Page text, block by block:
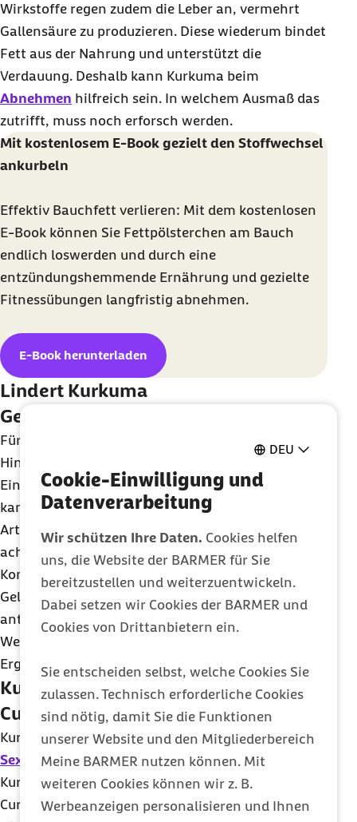
DEU
Cookie-Einwilligung und
Datenverarbeitung
Wir schützen Ihre Daten. Cookies helfen
uns, die Website der BARMER für Sie
bereitzustellen und weiterzuentwickeln.
Dabei setzen wir Cookies der BARMER und
Cookies von Drittanbietern ein.
Sie entscheiden selbst, welche Cookies Sie
zulassen. Technisch erforderliche Cookies
sind nötig, damit Sie die Funktionen
unserer Website und den Mitgliederbereich
Meine BARMER nutzen können. Mit
weiteren Cookies können wir z. B.
Werbeanzeigen personalisieren und Ihnen
Wirkstoffe regen zudem die Leber an, vermehrt
Gallensäure zu produzieren. Diese wiederum bindet
Fett aus der Nahrung und unterstützt die
Verdauung. Deshalb kann Kurkuma beim
Abnehmen hilfreich sein. In welchem Ausmaß das
zutrifft, muss noch erforsch werden.
Mit kostenlosem E-Book gezielt den Stoffwechsel
ankurbeln
Effektiv Bauchfett verlieren: Mit dem kostenlosen
E-Book können Sie Fettpölsterchen am Bauch
endlich loswerden und durch eine
entzündungshemmende Ernährung und gezielte
Fitnessübungen langfristig abnehmen.
E-Book herunterladen
Lindert Kurkuma
Gelenkbeschwerden?
Für
und auch für Arthritis wurden
Hinweise gefunden, dass die regelmäßige
Einnahme von Kurkuma die Beschwerden lindern
kann. So traten in einer Studie bei
Arthrosepatienten und -patientinnen nach
achtmonatiger Einnahme eines Curcumin-
Komplexes signifikant weniger Schmerzen und
Gelenksteifheit auf. Dies ist vermutlich auf die
anti-entzündliche Wirkung zurückzuführen.
Weitere Studien kamen zu einem ähnlichen
Ergebnis.
Kurkuma: Sexualität verbessern mit
Curcumin?
Kurkuma wird eine positive Wirkung auf die
Sexualitätnachgesagt. So gibt es Hinweise, dass
Kurkuma und insbesondere das darin enthaltene
Curcumin bei Potenzstörungen wirksam sein